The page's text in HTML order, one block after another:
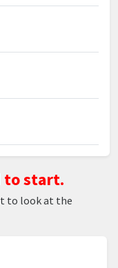
to start.
to look at the